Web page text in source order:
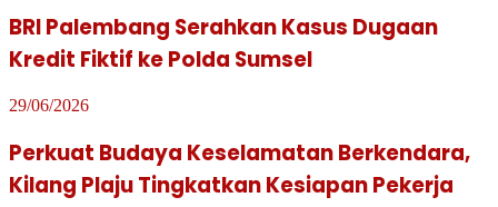
BRI Palembang Serahkan Kasus Dugaan
Kredit Fiktif ke Polda Sumsel
29/06/2026
Perkuat Budaya Keselamatan Berkendara,
Kilang Plaju Tingkatkan Kesiapan Pekerja